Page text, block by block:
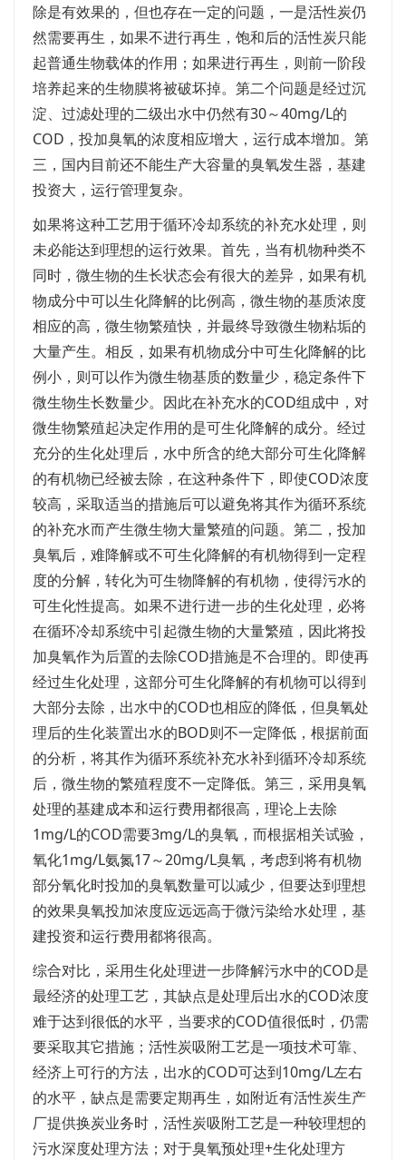
除是有效果的，但也存在一定的问题，一是活性炭仍
然需要再生，如果不进行再生，饱和后的活性炭只能
起普通生物载体的作用；如果进行再生，则前一阶段
培养起来的生物膜将被破坏掉。第二个问题是经过沉
淀、过滤处理的二级出水中仍然有30～40mg/L的
COD，投加臭氧的浓度相应增大，运行成本增加。第
三，国内目前还不能生产大容量的臭氧发生器，基建
投资大，运行管理复杂。
如果将这种工艺用于循环冷却系统的补充水处理，则
未必能达到理想的运行效果。首先，当有机物种类不
同时，微生物的生长状态会有很大的差异，如果有机
物成分中可以生化降解的比例高，微生物的基质浓度
相应的高，微生物繁殖快，并最终导致微生物粘垢的
大量产生。相反，如果有机物成分中可生化降解的比
例小，则可以作为微生物基质的数量少，稳定条件下
微生物生长数量少。因此在补充水的COD组成中，对
微生物繁殖起决定作用的是可生化降解的成分。经过
充分的生化处理后，水中所含的绝大部分可生化降解
的有机物已经被去除，在这种条件下，即使COD浓度
较高，采取适当的措施后可以避免将其作为循环系统
的补充水而产生微生物大量繁殖的问题。第二，投加
臭氧后，难降解或不可生化降解的有机物得到一定程
度的分解，转化为可生物降解的有机物，使得污水的
可生化性提高。如果不进行进一步的生化处理，必将
在循环冷却系统中引起微生物的大量繁殖，因此将投
加臭氧作为后置的去除COD措施是不合理的。即使再
经过生化处理，这部分可生化降解的有机物可以得到
大部分去除，出水中的COD也相应的降低，但臭氧处
理后的生化装置出水的BOD则不一定降低，根据前面
的分析，将其作为循环系统补充水补到循环冷却系统
后，微生物的繁殖程度不一定降低。第三，采用臭氧
处理的基建成本和运行费用都很高，理论上去除
1mg/L的COD需要3mg/L的臭氧，而根据相关试验，
氧化1mg/L氨氮17～20mg/L臭氧，考虑到将有机物
部分氧化时投加的臭氧数量可以减少，但要达到理想
的效果臭氧投加浓度应远远高于微污染给水处理，基
建投资和运行费用都将很高。
综合对比，采用生化处理进一步降解污水中的COD是
最经济的处理工艺，其缺点是处理后出水的COD浓度
难于达到很低的水平，当要求的COD值很低时，仍需
要采取其它措施；活性炭吸附工艺是一项技术可靠、
经济上可行的方法，出水的COD可达到10mg/L左右
的水平，缺点是需要定期再生，如附近有活性炭生产
厂提供换炭业务时，活性炭吸附工艺是一种较理想的
污水深度处理方法；对于臭氧预处理+生化处理方